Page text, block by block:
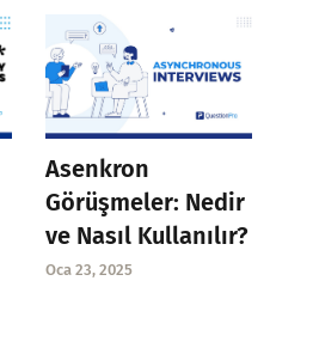
Asenkron
Görüşmeler: Nedir
ve Nasıl Kullanılır?
Oca 23, 2025